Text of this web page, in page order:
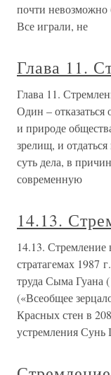
почти невозможно
Все играли, не
Глава 11.
Глава 11.
Один – отказаться
и природе
зрелищ, и
суть дела, в
современную
14.13.
14.13.
стратагемах 1987
труда Сыма Гуана
(«Всеобщее
Красных стен в
устремления